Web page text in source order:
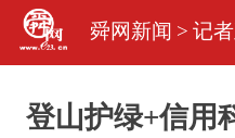
舜网新闻 > 记
登山护绿+信用